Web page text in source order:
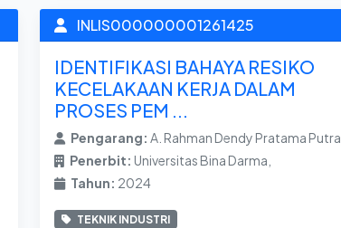
INLIS000000001261425
IDENTIFIKASI BAHAYA RESIKO
KECELAKAAN KERJA DALAM
PROSES PEM ...
Pengarang: A. Rahman Dendy Pratama Putra
Penerbit: Universitas Bina Darma,
Tahun: 2024
TEKNIK INDUSTRI